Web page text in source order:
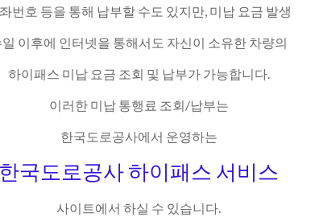
번호 등을 통해 납부할 수도 있지만, 미납 요금 발생
일 이후에 인터넷을 통해서도 자신이 소유한 차량의
하이패스 미납 요금 조회 및 납부가 가능합니다.
이러한 미납 통행료 조회/납부는
한국도로공사에서 운영하는
한국도로공사 하이패스 서비스
사이트에서 하실 수 있습니다.